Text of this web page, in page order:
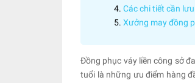
Các chi tiết cần
Xưởng may đồng
Đồng phục váy liền công sở
tuổi là những ưu điểm hàng